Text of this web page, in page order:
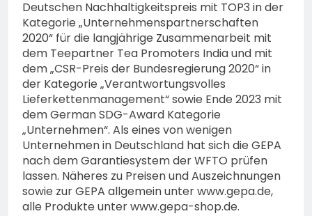
Deutschen Nachhaltigkeitspreis mit TOP3 in der
Kategorie „Unternehmenspartnerschaften
2020“ für die langjährige Zusammenarbeit mit
dem Teepartner Tea Promoters India und mit
dem „CSR-Preis der Bundesregierung 2020“ in
der Kategorie „Verantwortungsvolles
Lieferkettenmanagement“ sowie Ende 2023 mit
dem German SDG-Award Kategorie
„Unternehmen“. Als eines von wenigen
Unternehmen in Deutschland hat sich die GEPA
nach dem Garantiesystem der WFTO prüfen
lassen. Näheres zu Preisen und Auszeichnungen
sowie zur GEPA allgemein unter www.gepa.de,
alle Produkte unter www.gepa-shop.de.